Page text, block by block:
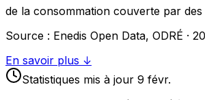
de la consommation couverte par des
Source : Enedis Open Data, ODRÉ ·
En savoir plus ↓
Statistiques mis à jour 9 févr.